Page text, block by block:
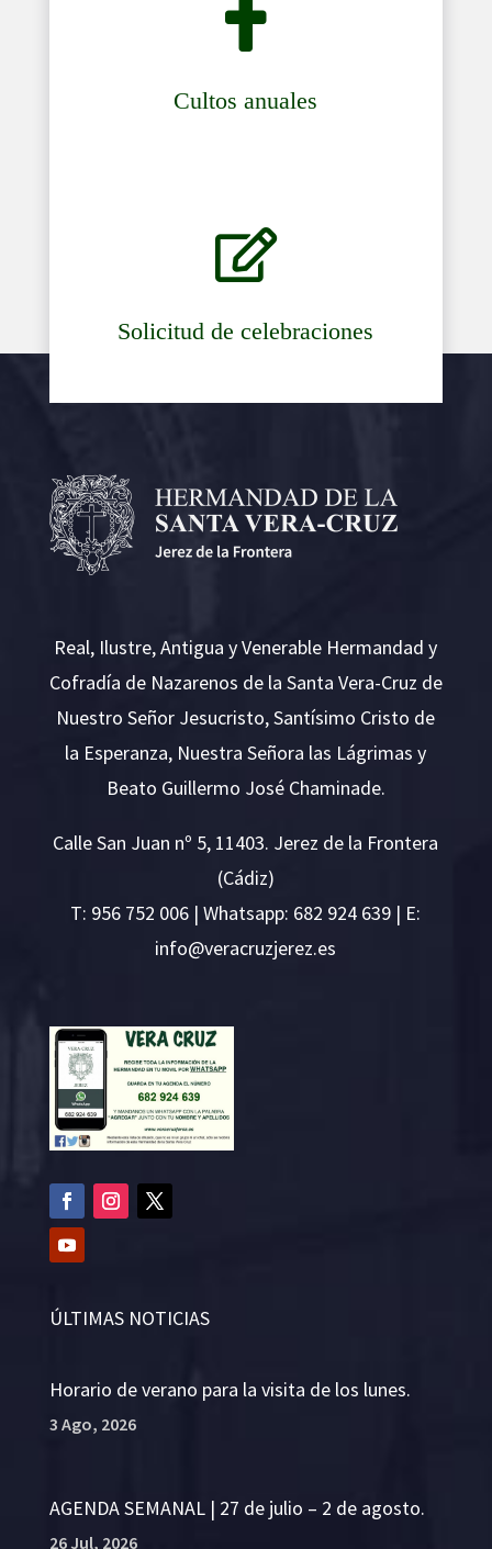

Cultos anuales

Solicitud de celebraciones
Real, Ilustre, Antigua y Venerable Hermandad y
Cofradía de Nazarenos de la Santa Vera-Cruz de
Nuestro Señor Jesucristo, Santísimo Cristo de
la Esperanza, Nuestra Señora las Lágrimas y
Beato Guillermo José Chaminade.
Calle San Juan nº 5, 11403. Jerez de la Frontera
(Cádiz)
T: 956 752 006 | Whatsapp: 682 924 639 | E:
se.ze
rejzu
rcare
v@ofn
i
ÚLTIMAS NOTICIAS
Horario de verano para la visita de los lunes.
3 Ago, 2026
AGENDA SEMANAL | 27 de julio – 2 de agosto.
26 Jul, 2026